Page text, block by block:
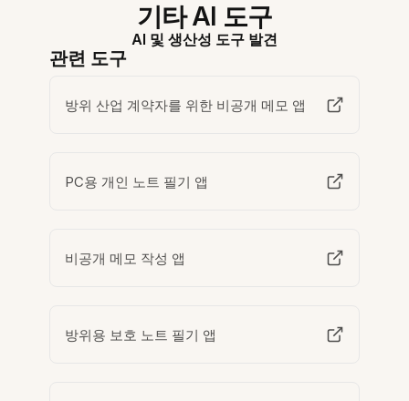
기타 AI 도구
AI 및 생산성 도구 발견
관련 도구
방위 산업 계약자를 위한 비공개 메모 앱
PC용 개인 노트 필기 앱
비공개 메모 작성 앱
방위용 보호 노트 필기 앱